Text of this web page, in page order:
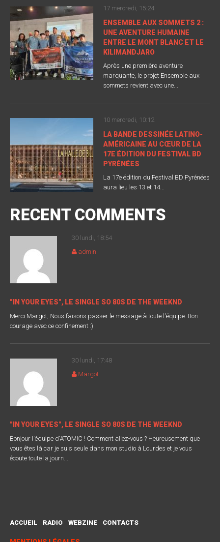
17 mercredi, 15:24
ENSEMBLE AUX SOMMETS 2 :
UNE AVENTURE HUMAINE
ENTRE LE MONT BLANC ET LE
KILIMANDJARO
Après une première aventure
marquante, le projet Ensemble aux
sommets revient avec une...
10 mercredi, 10:12
LA BANDE DESSINÉE LATINO-
AMÉRICAINE AU CŒUR DE LA
17E ÉDITION DU FESTIVAL BD
PYRÉNÉES
La 17e édition du Festival BD Pyrénées
aura lieu les 13 et 14...
RECENT COMMENTS
30 lundi, 18:54
admin
"IN YOUR EYES", LE SINGLE SO 80S DE THE WEEKND
Merci Margot, Nous faisons passer le message à toute l'équipe. Bon
courage avec ce confinement :)
30 lundi, 17:48
Margot
"IN YOUR EYES", LE SINGLE SO 80S DE THE WEEKND
Bonjour l'équipe d'ATOMIC ! Comment allez-vous ? Heureusement que
vous êtes là car je suis seule dans mon studio à Lourdes et je vous
écoute toute la journ...
ACCUEIL RADIO WEBZINE CONTACTS